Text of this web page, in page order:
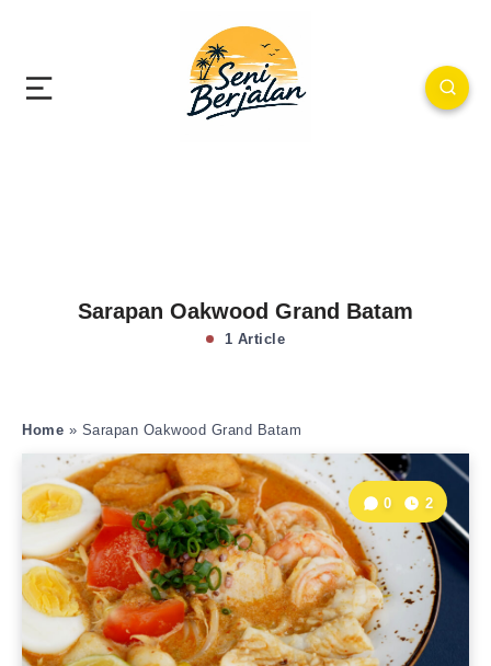
Sarapan Oakwood Grand Batam
1 Article
Home » Sarapan Oakwood Grand Batam
0 2